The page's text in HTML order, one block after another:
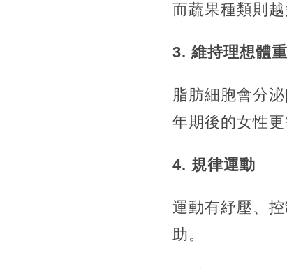
而蔬果種類則
3. 維持理想體重
脂肪細胞會分
年期後的女性更
4. 規律運動
運動有紓壓、
助。